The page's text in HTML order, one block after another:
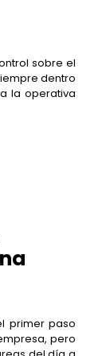
sobre el
dentro
la operativa
primer paso
pero